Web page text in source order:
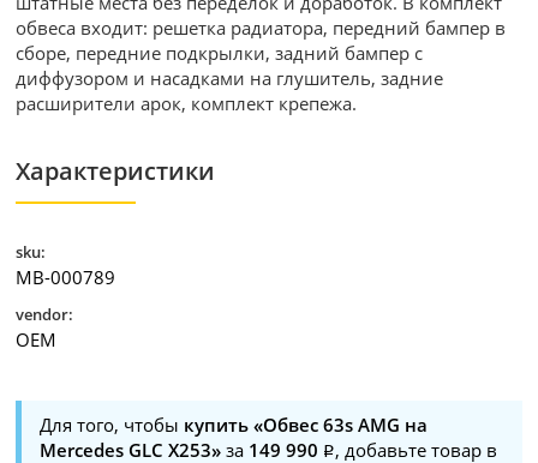
обвеса входит: решетка радиатора, передний бампер в
сборе, передние подкрылки, задний бампер с
диффузором и насадками на глушитель, задние
расширители арок, комплект крепежа.
Характеристики
sku:
MB-000789
vendor:
ОЕМ
Для того, чтобы купить «Обвес 63s AMG на
Mercedes GLC X253» за 149 990
, добавьте товар в